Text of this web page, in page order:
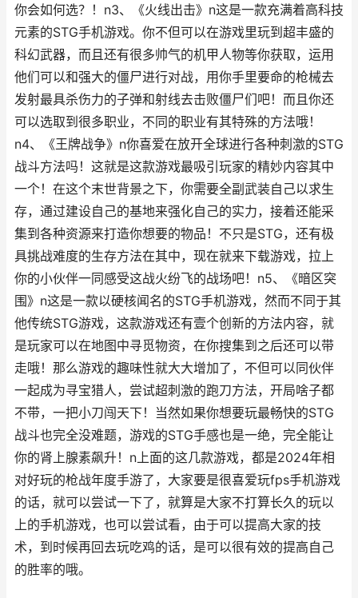
你会如何选？！n3、《火线出击》n这是一款充满着高科技
元素的STG手机游戏。你不但可以在游戏里玩到超丰盛的
科幻武器，而且还有很多帅气的机甲人物等你获取，运用
他们可以和强大的僵尸进行对战，用你手里要命的枪械去
发射最具杀伤力的子弹和射线去击败僵尸们吧！而且你还
可以选取到很多职业，不同的职业有其特殊的方法哦！
n4、《王牌战争》n你喜爱在放开全球进行各种刺激的STG
战斗方法吗！这就是这款游戏最吸引玩家的精妙内容其中
一个！在这个末世背景之下，你需要全副武装自己以求生
存，通过建设自己的基地来强化自己的实力，接着还能采
集到各种资源来打造你想要的物品！不只是STG，还有极
具挑战难度的生存方法在其中，现在就来下载游戏，拉上
你的小伙伴一同感受这战火纷飞的战场吧！n5、《暗区突
围》n这是一款以硬核闻名的STG手机游戏，然而不同于其
他传统STG游戏，这款游戏还有壹个创新的方法内容，就
是玩家可以在地图中寻觅物资，在你搜集到之后还可以带
走哦！那么游戏的趣味性就大大增加了，不但可以同伙伴
一起成为寻宝猎人，尝试超刺激的跑刀方法，开局啥子都
不带，一把小刀闯天下！当然如果你想要玩最畅快的STG
战斗也完全没难题，游戏的STG手感也是一绝，完全能让
你的肾上腺素飙升！n上面的这几款游戏，都是2024年相
对好玩的枪战年度手游了，大家要是很喜爱玩fps手机游戏
的话，就可以尝试一下了，就算是大家不打算长久的玩以
上的手机游戏，也可以尝试看，由于可以提高大家的技
术，到时候再回去玩吃鸡的话，是可以很有效的提高自己
的胜率的哦。